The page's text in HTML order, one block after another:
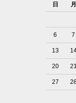
日
月
6 7
13
20 21
27